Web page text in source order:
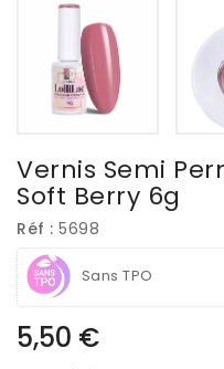
Vernis Semi
Soft Berry 6g
Réf : 5698
Sans TPO
Prix
habituel
5,50 €